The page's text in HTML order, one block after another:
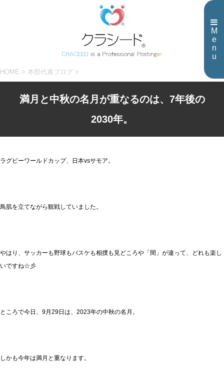
M
e
n
u
HOME > 本部代表ブログ >
満月と中秋の名月が重なるのは、7年後の
2030年。
ラグビーワールドカップ、日本vsサモア。
鳥肌を立てながら観戦していました。
やはり、サッカーも野球もバスケも相撲も見どころや「間」が違って、どれも楽し
いですね☆彡
ところで今日、9月29日は、2023年の中秋の名月。
しかも今年は満月と重なります。